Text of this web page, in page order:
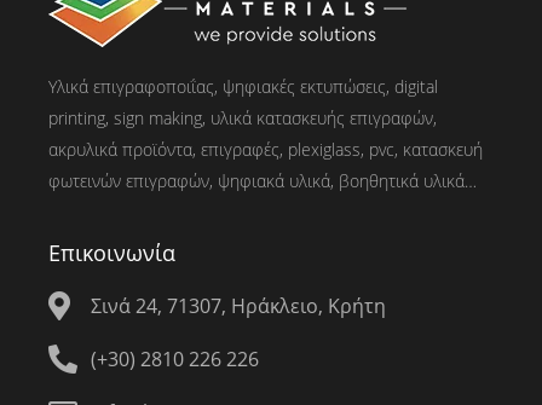
Υλικά επιγραφοποιΐας, ψηφιακές εκτυπώσεις, digital
printing, sign making, υλικά κατασκευής επιγραφών,
ακρυλικά προϊόντα, επιγραφές, plexiglass, pvc, κατασκευή
φωτεινών επιγραφών, ψηφιακά υλικά, βοηθητικά υλικά…
Επικοινωνία
Σινά 24, 71307, Ηράκλειο, Κρήτη
(+30) 2810 226 226